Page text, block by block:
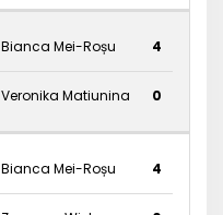
Bianca Mei-Roșu 4
Veronika Matiunina 0
Bianca Mei-Roșu 4